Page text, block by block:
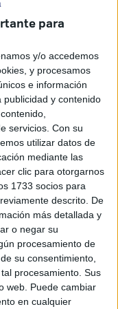
para
y/o accedemos
y procesamos
e información
y contenido
servicios. Con su
utilizar datos de
mediante las
clic para otorgarnos
1733 socios para
descrito. De
más detallada y
o negar su
procesamiento de
su consentimiento,
procesamiento. Sus
web. Puede cambiar
en cualquier
organiza la 19ª
2024 0
Revellín con
0
San Martín llegan a
2024 0
‘paisajes
2024 0
inventados' a